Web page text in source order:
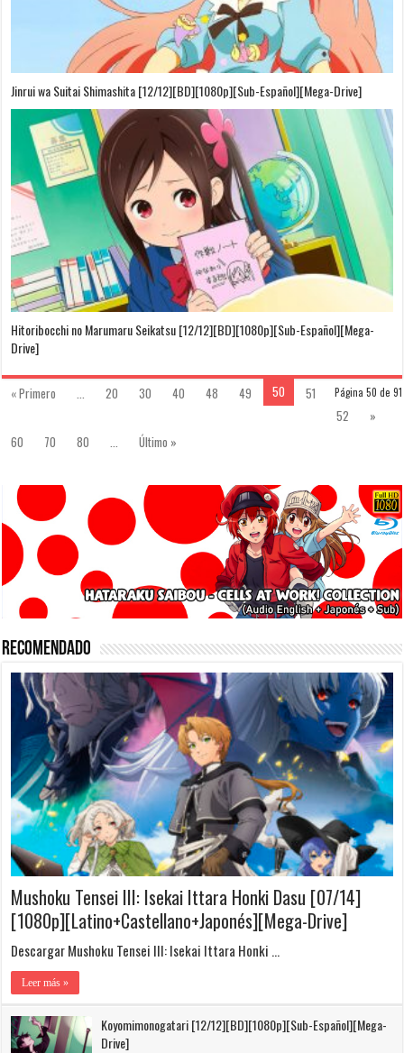
Jinrui wa Suitai Shimashita [12/12][BD][1080p][Sub-Español][Mega-Drive]
Hitoribocchi no Marumaru Seikatsu [12/12][BD][1080p][Sub-Español][Mega-
Drive]
Página 50 de 91
« Primero 20 30 40 48 49 50
51
52
»
60
70 80 Último »
Recomendado
Mushoku Tensei III: Isekai Ittara Honki Dasu [07/14]
[1080p][Latino+Castellano+Japonés][Mega-Drive]
Descargar Mushoku Tensei III: Isekai Ittara Honki …
Leer más »
Koyomimonogatari [12/12][BD][1080p][Sub-Español][Mega-
Drive]